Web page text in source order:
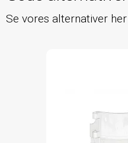
Se vores alternativer her